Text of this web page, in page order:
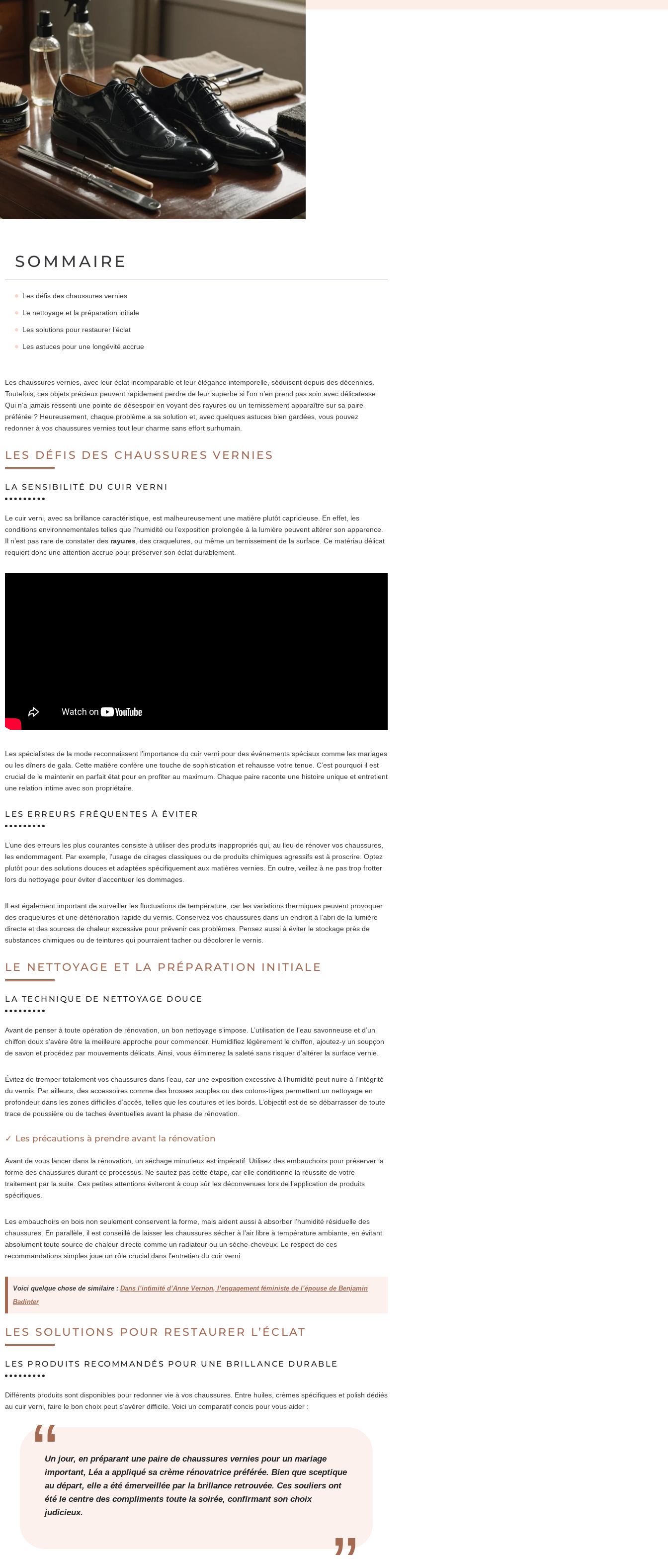
SOMMAIRE
Les défis des chaussures vernies
Le nettoyage et la préparation initiale
Les solutions pour restaurer l’éclat
Les astuces pour une longévité accrue
Les chaussures vernies, avec leur éclat incomparable et leur élégance intemporelle, séduisent depuis des décennies.
Toutefois, ces objets précieux peuvent rapidement perdre de leur superbe si l’on n’en prend pas soin avec délicatesse.
Qui n’a jamais ressenti une pointe de désespoir en voyant des rayures ou un ternissement apparaître sur sa paire
préférée ? Heureusement, chaque problème a sa solution et, avec quelques astuces bien gardées, vous pouvez
redonner à vos chaussures vernies tout leur charme sans effort surhumain.
LES DÉFIS DES CHAUSSURES VERNIES
LA SENSIBILITÉ DU CUIR VERNI
Le cuir verni, avec sa brillance caractéristique, est malheureusement une matière plutôt capricieuse. En effet, les
conditions environnementales telles que l’humidité ou l’exposition prolongée à la lumière peuvent altérer son apparence.
Il n’est pas rare de constater des rayures , des craquelures, ou même un ternissement de la surface. Ce matériau délicat
requiert donc une attention accrue pour préserver son éclat durablement.
Les spécialistes de la mode reconnaissent l’importance du cuir verni pour des événements spéciaux comme les mariages
ou les dîners de gala. Cette matière confère une touche de sophistication et rehausse votre tenue. C’est pourquoi il est
crucial de le maintenir en parfait état pour en profiter au maximum. Chaque paire raconte une histoire unique et entretient
une relation intime avec son propriétaire.
LES ERREURS FRÉQUENTES À ÉVITER
L’une des erreurs les plus courantes consiste à utiliser des produits inappropriés qui, au lieu de rénover vos chaussures,
les endommagent. Par exemple, l’usage de cirages classiques ou de produits chimiques agressifs est à proscrire. Optez
plutôt pour des solutions douces et adaptées spécifiquement aux matières vernies. En outre, veillez à ne pas trop frotter
lors du nettoyage pour éviter d’accentuer les dommages.
Il est également important de surveiller les fluctuations de température, car les variations thermiques peuvent provoquer
des craquelures et une détérioration rapide du vernis. Conservez vos chaussures dans un endroit à l’abri de la lumière
directe et des sources de chaleur excessive pour prévenir ces problèmes. Pensez aussi à éviter le stockage près de
substances chimiques ou de teintures qui pourraient tacher ou décolorer le vernis.
LE NETTOYAGE ET LA PRÉPARATION INITIALE
LA TECHNIQUE DE NETTOYAGE DOUCE
Avant de penser à toute opération de rénovation, un bon nettoyage s’impose. L’utilisation de l’eau savonneuse et d’un
chiffon doux s’avère être la meilleure approche pour commencer. Humidifiez légèrement le chiffon, ajoutez-y un soupçon
de savon et procédez par mouvements délicats. Ainsi, vous éliminerez la saleté sans risquer d’altérer la surface vernie.
Évitez de tremper totalement vos chaussures dans l’eau, car une exposition excessive à l’humidité peut nuire à l’intégrité
du vernis. Par ailleurs, des accessoires comme des brosses souples ou des cotons-tiges permettent un nettoyage en
profondeur dans les zones difficiles d’accès, telles que les coutures et les bords. L’objectif est de se débarrasser de toute
trace de poussière ou de taches éventuelles avant la phase de rénovation.
Les précautions à prendre avant la rénovation
Avant de vous lancer dans la rénovation, un séchage minutieux est impératif. Utilisez des embauchoirs pour préserver la
forme des chaussures durant ce processus. Ne sautez pas cette étape, car elle conditionne la réussite de votre
traitement par la suite. Ces petites attentions éviteront à coup sûr les déconvenues lors de l’application de produits
spécifiques.
Les embauchoirs en bois non seulement conservent la forme, mais aident aussi à absorber l’humidité résiduelle des
chaussures. En parallèle, il est conseillé de laisser les chaussures sécher à l’air libre à température ambiante, en évitant
absolument toute source de chaleur directe comme un radiateur ou un sèche-cheveux. Le respect de ces
recommandations simples joue un rôle crucial dans l’entretien du cuir verni.
Voici quelque chose de similaire : Dans l’intimité d’Anne Vernon, l’engagement féministe de l’épouse de Benjamin
Badinter
LES SOLUTIONS POUR RESTAURER L’ÉCLAT
LES PRODUITS RECOMMANDÉS POUR UNE BRILLANCE DURABLE
Différents produits sont disponibles pour redonner vie à vos chaussures. Entre huiles, crèmes spécifiques et polish dédiés
au cuir verni, faire le bon choix peut s’avérer difficile. Voici un comparatif concis pour vous aider :
Un jour, en préparant une paire de chaussures vernies pour un mariage
important, Léa a appliqué sa crème rénovatrice préférée. Bien que sceptique
au départ, elle a été émerveillée par la brillance retrouvée. Ces souliers ont
été le centre des compliments toute la soirée, confirmant son choix
judicieux.